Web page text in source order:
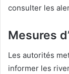
consulter les
Mesures
Les autorités
informer les